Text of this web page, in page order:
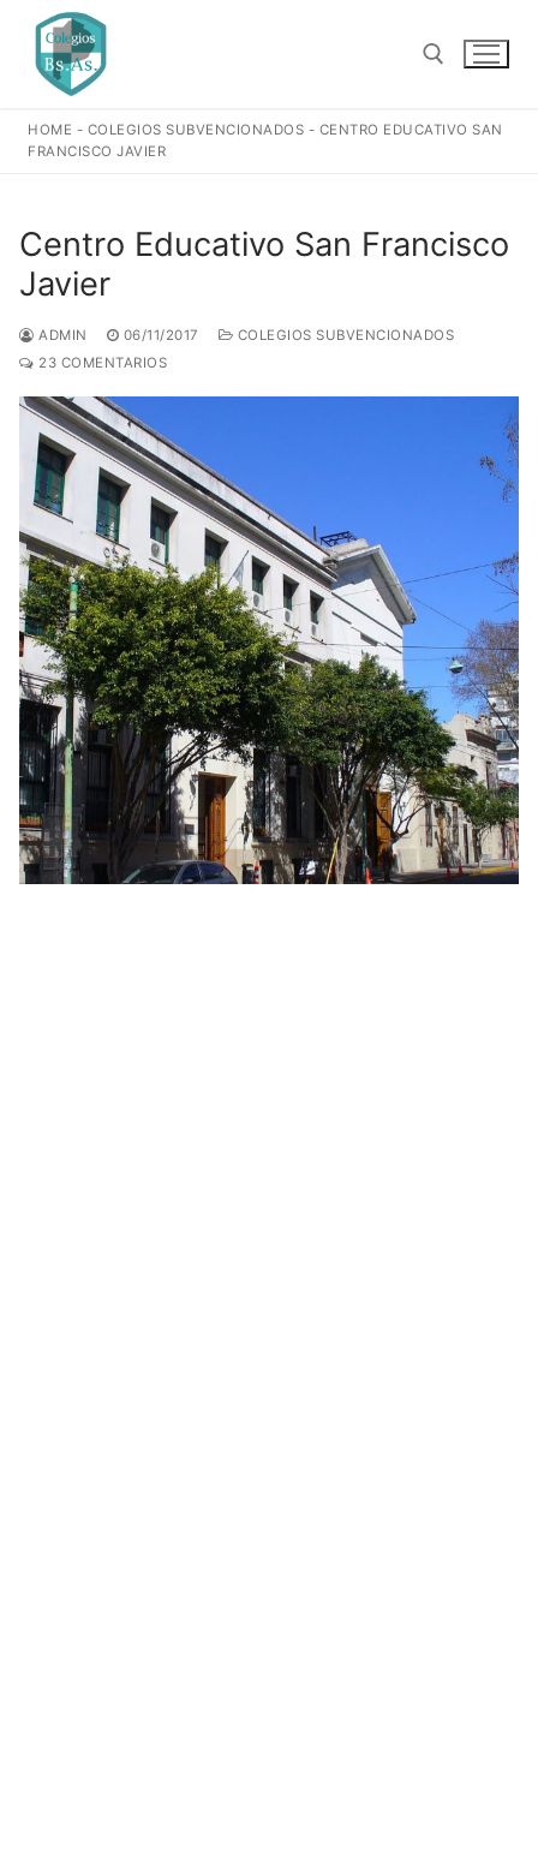
contenido
HOME - COLEGIOS SUBVENCIONADOS - CENTRO EDUCATIVO SAN
FRANCISCO JAVIER
Centro Educativo San Francisco
Javier
ADMIN 06/11/2017
COLEGIOS SUBVENCIONADOS
23 COMENTARIOS